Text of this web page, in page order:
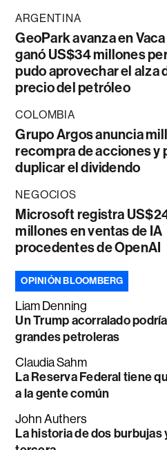
ARGENTINA
GeoPark avanza en
ganó US$34 millones
pudo aprovechar el alza
precio del petróleo
COLOMBIA
Grupo Argos anuncia
recompra de acciones y
duplicar el dividendo
NEGOCIOS
Microsoft registra
millones en ventas de IA
procedentes de OpenAI
OPINIÓN BLOOMBERG
Liam Denning
Un Trump acorralado
grandes petroleras
Claudia Sahm
La Reserva Federal tiene
a la gente común
John Authers
La historia de dos burbujas